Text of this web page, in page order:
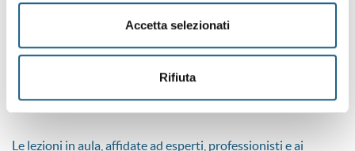
Accetta selezionati
Rifiuta
Programmazione;
Intelligenza artificiale
Automazione industriale;
Cybersecurity.
Le lezioni in aula, affidate ad esperti, professionisti e ai